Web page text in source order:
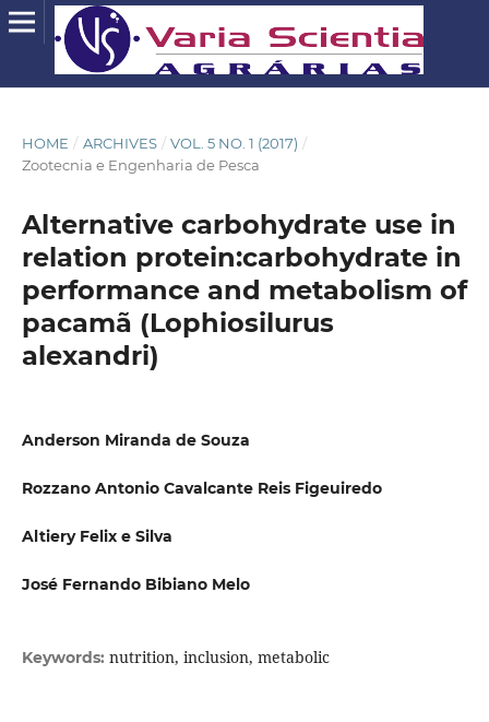
HOME / ARCHIVES / VOL. 5 NO. 1 (2017) /
Zootecnia e Engenharia de Pesca
Alternative carbohydrate use in
relation protein:carbohydrate in
performance and metabolism of
pacamã (Lophiosilurus
alexandri)
Anderson Miranda de Souza
Rozzano Antonio Cavalcante Reis Figeuiredo
Altiery Felix e Silva
José Fernando Bibiano Melo
Keywords: nutrition, inclusion, metabolic